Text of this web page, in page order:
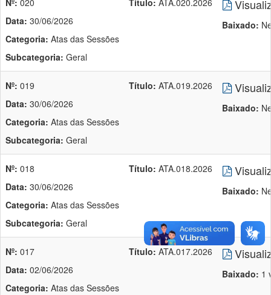
Nº: 020
Data: 30/06/2026
Categoria: Atas das Sessões
Subcategoria: Geral
Título: ATA.020.2026
Baixado:
Nº: 019
Data: 30/06/2026
Categoria: Atas das Sessões
Subcategoria: Geral
Título: ATA.019.2026
Baixado:
Nº: 018
Data: 30/06/2026
Categoria: Atas das Sessões
Subcategoria: Geral
Título: ATA.018.2026
Baixado:
Nº: 017
Data: 02/06/2026
Categoria: Atas das Sessões
Título: ATA.017.2026
Baixado: 1